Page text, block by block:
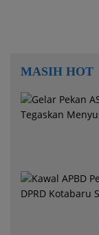
MASIH HOT